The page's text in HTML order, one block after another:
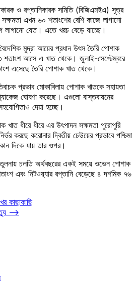
ও রপ্তানিকারক সমিতি (বিজিএমইএ) সূত্র
এখন ৬০ শতাংশের বেশি কাজে লাগানো
যেত। এতে খরচ বেড়ে যাচ্ছে।
মুদ্রা আয়ের প্রধান উৎস তৈরি পোশাক
শতাংশ আসে এ খাত থেকে। জুলাই-সেপ্টেম্বরে
এসেছে তৈরি পোশাক খাত থেকে।
প্রভাব মোকাবিলায় পোশাক খাতকে সহায়তা
ঘোষণা করেছে। এগুলো বাস্তবায়নের
দেয়া হচ্ছে।
খাত ধীরে ধীরে এর উৎপাদন সক্ষমতা পুরোপুরি
করছে করোনার দ্বিতীয় ঢেউয়ের প্রভাবে পশ্চিমা
দিকে যায় তার ওপর।
চলতি অর্থবছরের একই সময়ে ওভেন পোশাক
এবং নিটওয়্যার রপ্তানি বেড়েছে ৪ দশমিক ৭৬
কাছাকাছি
⟶